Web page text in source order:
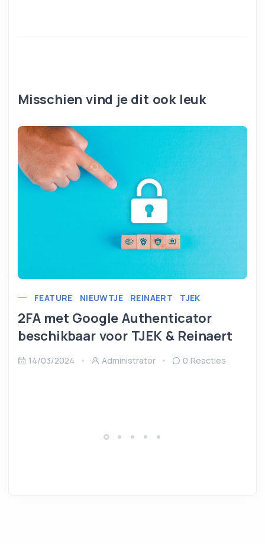
Misschien vind je dit ook leuk
FEATURE NIEUWTJE REINAERT TJEK
2FA met Google Authenticator
beschikbaar voor TJEK & Reinaert
14/03/2024 Administrator 0 Reacties